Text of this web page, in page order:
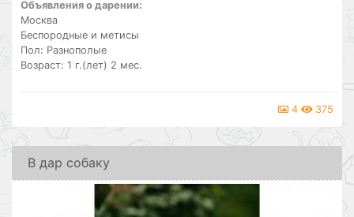
Объявления о дарении:
Москва
Беспородные и метисы
Пол: Разнополые
Возраст: 1 г.(лет) 2 мес.
4 375
В дар собаку